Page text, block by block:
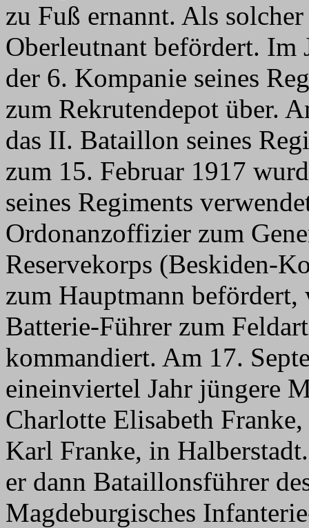
zu Fuß ernannt. Als
Oberleutnant befördert.
der 6. Kompanie seines
zum Rekrutendepot über.
das II. Bataillon seines
zum 15. Februar 1917
seines Regiments
Ordonanzoffizier zum
Reservekorps (Beskiden-
zum Hauptmann
Batterie-Führer zum
kommandiert. Am 17.
eineinviertel Jahr jüngere
Charlotte Elisabeth
Karl Franke, in
er dann Bataillonsführer
Magdeburgisches